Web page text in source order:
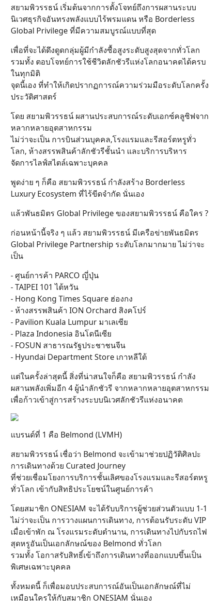
สยามพิวรรธน์ เริ่มต้นจากการตั้งโจทย์ถึงการผสานระบบ
นิเวศธุรกิจอันทรงพลังแบบไร้พรมแดน หรือ Borderless
Global Privilege ที่มีความสมบูรณ์แบบที่สุด
เพื่อที่จะได้ดึงดูดกลุ่มผู้มีกำลังซื้อสูงระดับสูงสุดจากทั่วโลก
รวมทั้ง ตอบโจทย์การใช้ชีวิตลักชัวรีแห่งโลกอนาคตได้ครบ
ในทุกมิติ
จุดนี้เอง ที่ทำให้เกิดปรากฏการณ์ความร่วมมือระดับโลกครั้ง
ประวัติศาสตร์
โดย สยามพิวรรธน์ ผสานประสบการณ์ระดับเอกซ์คลูซิฟจาก
หลากหลายอุตสาหกรรม
ไม่ว่าจะเป็น การบินส่วนบุคคล,โรงแรมและรีสอร์ตหรูทั่ว
โลก, ห้างสรรพสินค้าลักชัวรีชั้นนำ และบริการบริหาร
จัดการไลฟ์สไตล์เฉพาะบุคคล
พูดง่าย ๆ ก็คือ สยามพิวรรธน์ กำลังสร้าง Borderless
Luxury Ecosystem ที่ไร้ขีดจำกัด นั่นเอง
แล้วพันธมิตร Global Privilege ของสยามพิวรรธน์ คือใคร ?
ก่อนหน้านี้จริง ๆ แล้ว สยามพิวรรธน์ มีเครือข่ายพันธมิตร
Global Privilege Partnership ระดับโลกมากมาย ไม่ว่าจะ
เป็น
- ศูนย์การค้า PARCO ญี่ปุ่น
- TAIPEI 101 ไต้หวัน
- Hong Kong Times Square ฮ่องกง
- ห้างสรรพสินค้า ION Orchard สิงคโปร์
- Pavilion Kuala Lumpur มาเลเซีย
- Plaza Indonesia อินโดนีเซีย
- FOSUN สาธารณรัฐประชาชนจีน
- Hyundai Department Store เกาหลีใต้
แต่ในครั้งล่าสุดนี้ สิ่งที่น่าสนใจก็คือ สยามพิวรรธน์ กำลัง
ผสานพลังเพิ่มอีก 4 ผู้นำลักชัวรี จากหลากหลายอุตสาหกรรม
เพื่อก้าวเข้าสู่การสร้างระบบนิเวศลักชัวรีแห่งอนาคต
แบรนด์ที่ 1 คือ Belmond (LVMH)
สยามพิวรรธน์ เชื่อว่า Belmond จะเข้ามาช่วยปฏิวัติศิลปะ
การเดินทางด้วย Curated Journey
ที่ช่วยเชื่อมโยงการบริการชั้นเลิศของโรงแรมและรีสอร์ตหรู
ทั่วโลก เข้ากับสิทธิประโยชน์ในศูนย์การค้า
โดยสมาชิก ONESIAM จะได้รับบริการผู้ช่วยส่วนตัวแบบ 1-1
ไม่ว่าจะเป็น การวางแผนการเดินทาง, การต้อนรับระดับ VIP
เมื่อเข้าพัก ณ โรงแรมระดับตำนาน, การเดินทางไปกับรถไฟ
สุดหรูอันเป็นเอกลักษณ์ของ Belmond ทั่วโลก
รวมทั้ง โอกาสรับสิทธิ์เข้าถึงการเดินทางที่ออกแบบขึ้นเป็น
พิเศษเฉพาะบุคคล
ทั้งหมดนี้ ก็เพื่อมอบประสบการณ์อันเป็นเอกลักษณ์ที่ไม่
เหมือนใครให้กับสมาชิก ONESIAM นั่นเอง